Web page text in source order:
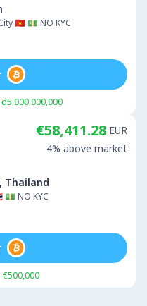
🇻🇳 💵 NO KYC
Thailand
💵 NO KYC
€58,411.28 EUR
4% above market
€500,000